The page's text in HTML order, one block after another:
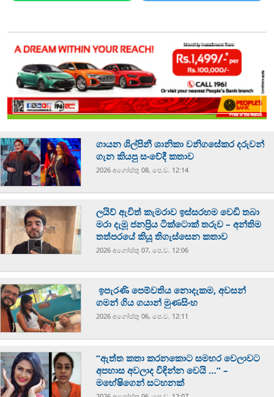
ගායන ශිල්පිනී ශානිකා වනිගසේකර දරුවන්
ගැන කියපු සංවේදී කතාව
2026 අගෝස්‍තු 08, පෙ.ව. 12:14
ලයිව් ඇවිත් කැමරාව ඉස්සරහම වෙඩි තබා
මරා දැමූ ජනප්‍රිය ටික්ටොක් තරුව – අන්තිම
තත්පරයේ කියූ තිගැස්සෙන කතාව
2026 අගෝස්‍තු 07, පෙ.ව. 12:06
ඉපැරණි පෙම්වතිය නොදැකම, අවසන්
ගමන් ගිය ගයාන් මුණසිංහ
2026 අගෝස්‍තු 06, පෙ.ව. 12:11
“ඇත්ත කතා කරනකොට සමහර වෙලාවට
අපහාස අවලාද විඳින්න වෙයි …” –
මහේෂිගෙන් සටහනක්